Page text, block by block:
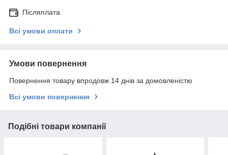
Післяплата
Всі умови оплати
Умови повернення
Повернення товару впродовж 14 днів за домовленістю
Всі умови повернення
Подібні товари компанії